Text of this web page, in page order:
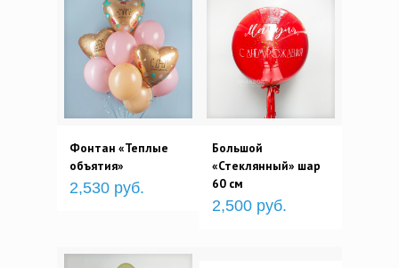
Фонтан «Теплые
объятия»
2,530 руб.
Большой
«Стеклянный» шар
60 см
2,500 руб.